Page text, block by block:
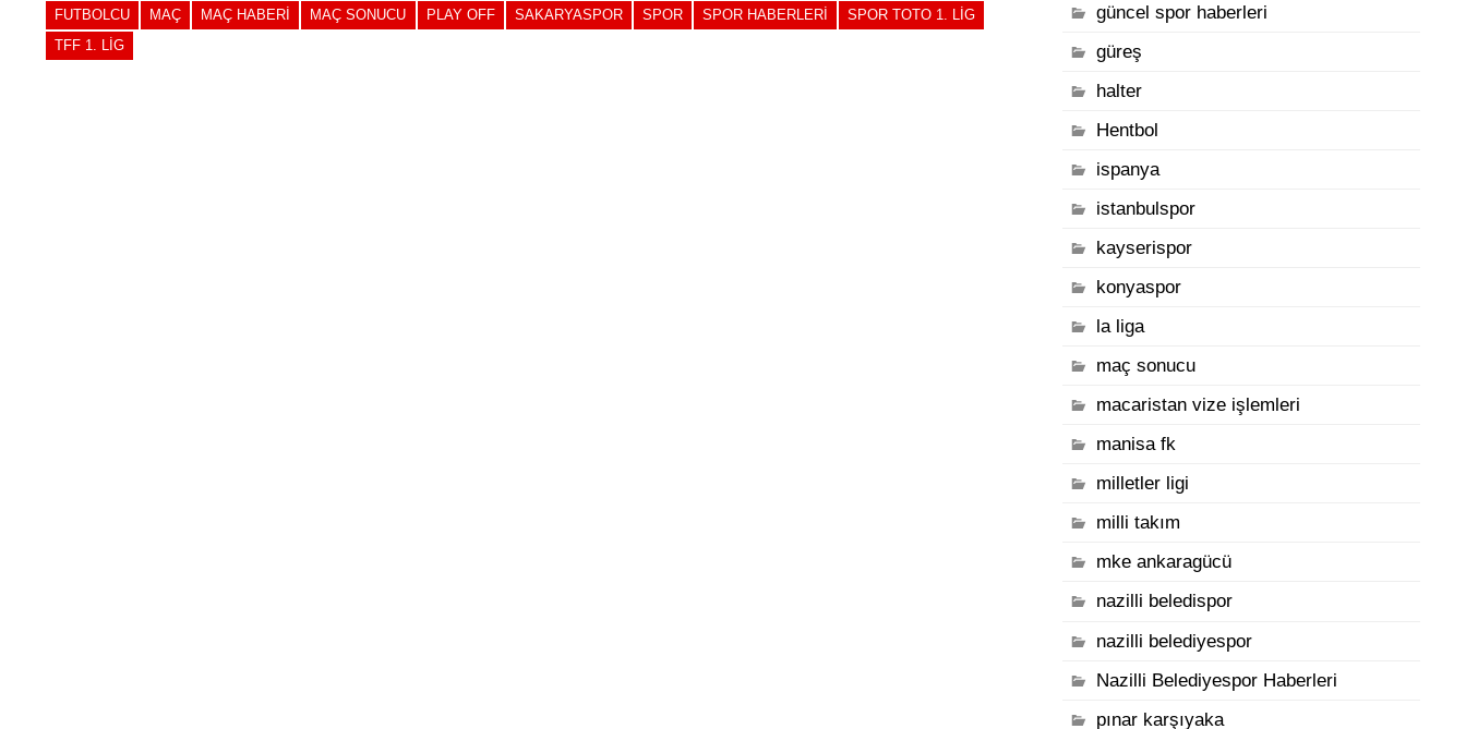
FUTBOLCU
MAÇ MAÇ HABERI MAÇ SONUCU PLAY OFF SAKARYASPOR SPOR SPOR HABERLERI
SPOR TOTO 1. LIG
TFF 1. LIG
güncel spor haberleri
güreş
halter
Hentbol
ispanya
istanbulspor
kayserispor
konyaspor
la liga
maç sonucu
macaristan vize işlemleri
manisa fk
milletler ligi
milli takım
mke ankaragücü
nazilli beledispor
nazilli belediyespor
Nazilli Belediyespor Haberleri
pınar karşıyaka